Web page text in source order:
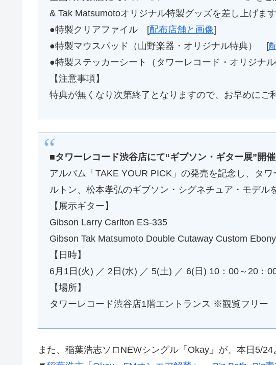
& Tak Matsumotoオリジナル特製グッズを差し上げます
●特製クリアファイル [配布店舗と画像]
●特製マウスパッド（山野楽器・オリジナル特典） [
●特製ステッカーシート（タワーレコード・オリジナ
【注意事項】
特典が無くなり次第終了となりますので、お早めにご
■タワーレコード渋谷店にて“ギブソン・ギター展”開催
アルバム「TAKE YOUR PICK」の発売を記念し、タ
ルトン、松本孝弘のギブソン・シグネチュア・モデル
【展示ギター】
Gibson Larry Carlton ES-335
Gibson Tak Matsumoto Double Cutaway Custom Ebony
【日時】
6月1日(火) ／ 2日(水) ／ 5(土) ／ 6(日) 10：00～20：
【場所】
タワーレコード渋谷店1階エントランス ※観覧フリー
また、稲葉浩志ソロNEWシングル「Okay」が、本日5/24